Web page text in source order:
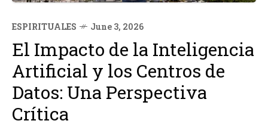
ESPIRITUALES June 3, 2026
El Impacto de la Inteligencia
Artificial y los Centros de
Datos: Una Perspectiva
Crítica